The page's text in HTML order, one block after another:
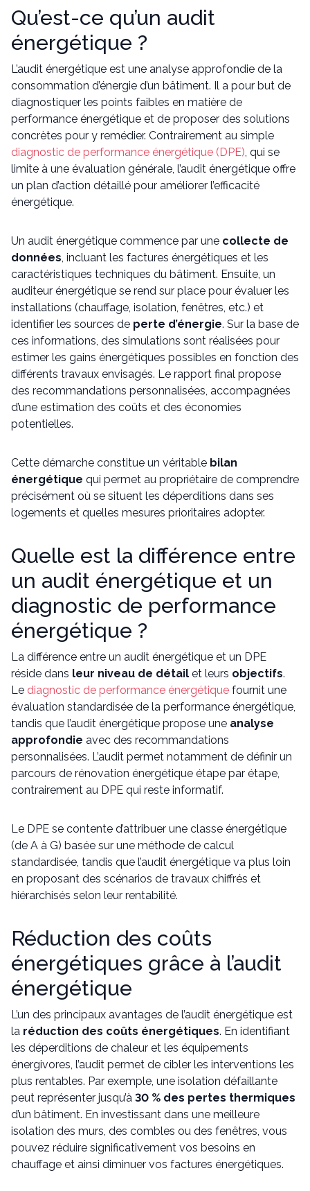
Qu’est-ce qu’un audit
énergétique ?
L’audit énergétique est une analyse approfondie de la
consommation d’énergie d’un bâtiment. Il a pour but de
diagnostiquer les points faibles en matière de
performance énergétique et de proposer des solutions
concrètes pour y remédier. Contrairement au simple
diagnostic de performance énergétique (DPE), qui se
limite à une évaluation générale, l’audit énergétique offre
un plan d’action détaillé pour améliorer l’efficacité
énergétique.
Un audit énergétique commence par une collecte de
données, incluant les factures énergétiques et les
caractéristiques techniques du bâtiment. Ensuite, un
auditeur énergétique se rend sur place pour évaluer les
installations (chauffage, isolation, fenêtres, etc.) et
identifier les sources de perte d’énergie. Sur la base de
ces informations, des simulations sont réalisées pour
estimer les gains énergétiques possibles en fonction des
différents travaux envisagés. Le rapport final propose
des recommandations personnalisées, accompagnées
d’une estimation des coûts et des économies
potentielles.
Cette démarche constitue un véritable bilan
énergétique qui permet au propriétaire de comprendre
précisément où se situent les déperditions dans ses
logements et quelles mesures prioritaires adopter.
Quelle est la différence entre
un audit énergétique et un
diagnostic de performance
énergétique ?
La différence entre un audit énergétique et un DPE
réside dans leur niveau de détail et leurs objectifs.
Le diagnostic de performance énergétique fournit une
évaluation standardisée de la performance énergétique,
tandis que l’audit énergétique propose une analyse
approfondie avec des recommandations
personnalisées. L’audit permet notamment de définir un
parcours de rénovation énergétique étape par étape,
contrairement au DPE qui reste informatif.
Le DPE se contente d’attribuer une classe énergétique
(de A à G) basée sur une méthode de calcul
standardisée, tandis que l’audit énergétique va plus loin
en proposant des scénarios de travaux chiffrés et
hiérarchisés selon leur rentabilité.
Réduction des coûts
énergétiques grâce à l’audit
énergétique
L’un des principaux avantages de l’audit énergétique est
la réduction des coûts énergétiques. En identifiant
les déperditions de chaleur et les équipements
énergivores, l’audit permet de cibler les interventions les
plus rentables. Par exemple, une isolation défaillante
peut représenter jusqu’à 30 % des pertes thermiques
d’un bâtiment. En investissant dans une meilleure
isolation des murs, des combles ou des fenêtres, vous
pouvez réduire significativement vos besoins en
chauffage et ainsi diminuer vos factures énergétiques.